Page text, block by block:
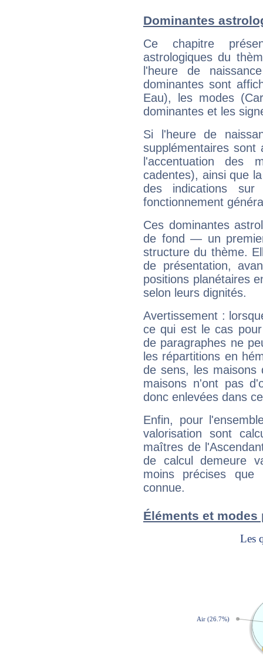
Dominantes
Ce chapitre
astrologiques du
l'heure de
dominantes sont
Eau), les modes
dominantes et les
Si l'heure de
supplémentaires sont
l'accentuation des
cadentes), ainsi que
des indications sur
fonctionnement
Ces dominantes
de fond — un
structure du thème.
de présentation,
positions planétaires
selon leurs dignités.
Avertissement :
ce qui est le cas
de paragraphes ne
les répartitions en
de sens, les maisons
maisons n'ont pas
donc enlevées dans
Enfin, pour
valorisation sont
maîtres de
de calcul demeure
moins précises que
connue.
Éléments et